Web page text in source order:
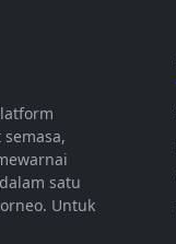
satu
Untuk